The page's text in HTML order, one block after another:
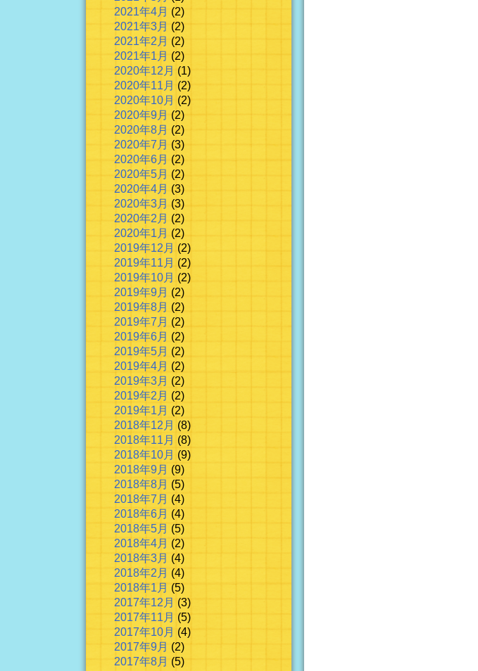
2021年4月 (2)
2021年3月 (2)
2021年2月 (2)
2021年1月 (2)
2020年12月 (1)
2020年11月 (2)
2020年10月 (2)
2020年9月 (2)
2020年8月 (2)
2020年7月 (3)
2020年6月 (2)
2020年5月 (2)
2020年4月 (3)
2020年3月 (3)
2020年2月 (2)
2020年1月 (2)
2019年12月 (2)
2019年11月 (2)
2019年10月 (2)
2019年9月 (2)
2019年8月 (2)
2019年7月 (2)
2019年6月 (2)
2019年5月 (2)
2019年4月 (2)
2019年3月 (2)
2019年2月 (2)
2019年1月 (2)
2018年12月 (8)
2018年11月 (8)
2018年10月 (9)
2018年9月 (9)
2018年8月 (5)
2018年7月 (4)
2018年6月 (4)
2018年5月 (5)
2018年4月 (2)
2018年3月 (4)
2018年2月 (4)
2018年1月 (5)
2017年12月 (3)
2017年11月 (5)
2017年10月 (4)
2017年9月 (2)
2017年8月 (5)